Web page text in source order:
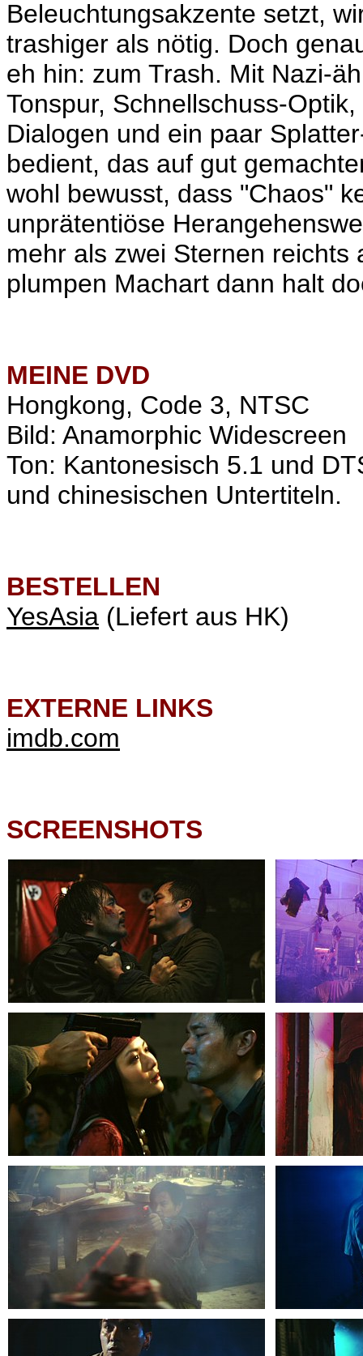
Beleuchtungsakzente setzt,
trashiger als nötig. Doch
eh hin: zum Trash. Mit Nazi-
Tonspur, Schnellschuss-
Dialogen und ein paar
bedient, das auf gut
wohl bewusst, dass "Chaos"
unprätentiöse
mehr als zwei Sternen
plumpen Machart dann halt
MEINE DVD
Hongkong, Code 3, NTSC
Bild: Anamorphic Widescreen
Ton: Kantonesisch 5.1 und
und chinesischen Untertiteln.
BESTELLEN
YesAsia (Liefert aus HK)
EXTERNE LINKS
imdb.com
SCREENSHOTS